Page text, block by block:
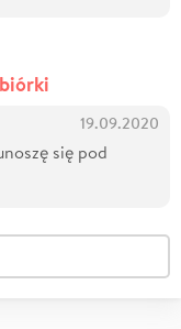
19.09.2020
się pod